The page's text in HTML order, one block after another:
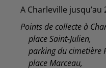
A Charleville
Points de collecte à
place Saint-Julien,
parking du cimetière
place Marceau,